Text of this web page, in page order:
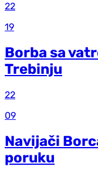
22
19
Borba sa
Trebinju
22
09
Navijači
poruku